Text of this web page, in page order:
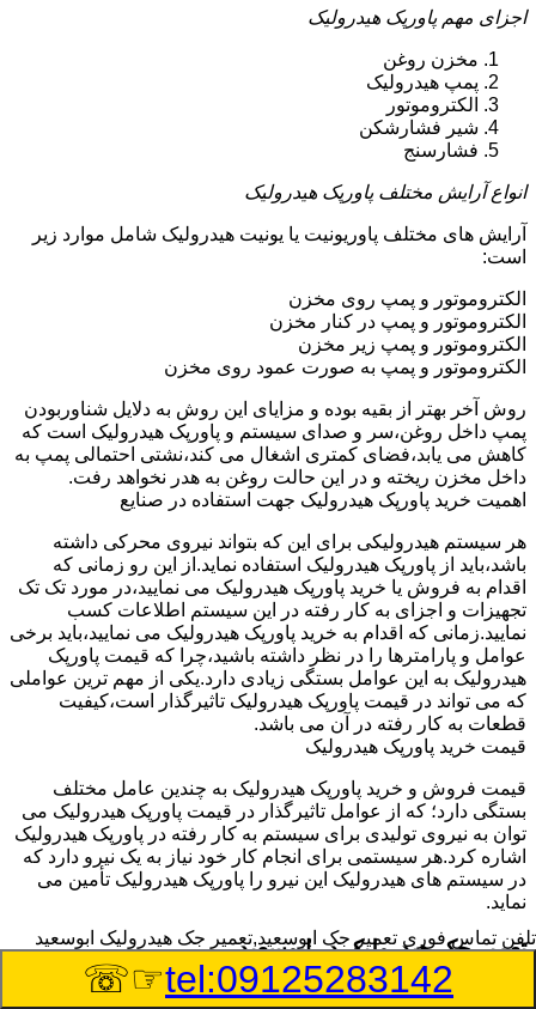
اجزای مهم پاورپک هیدرولیک
مخزن روغن
پمپ هیدرولیک
الکتروموتور
شیر فشارشکن
فشارسنج
انواع آرایش مختلف پاورپک هیدرولیک
آرایش های مختلف پاوریونیت یا یونیت هیدرولیک شامل موارد زیر
است:
الکتروموتور و پمپ روی مخزن
الکتروموتور و پمپ در کنار مخزن
الکتروموتور و پمپ زیر مخزن
الکتروموتور و پمپ به صورت عمود روی مخزن
روش آخر بهتر از بقیه بوده و مزایای این روش به دلایل شناوربودن
پمپ داخل روغن،سر و صدای سیستم و پاورپک هیدرولیک است که
کاهش می یابد،فضای کمتری اشغال می کند،نشتی احتمالی پمپ به
داخل مخزن ریخته و در این حالت روغن به هدر نخواهد رفت.
اهمیت خرید پاورپک هیدرولیک جهت استفاده در صنایع
هر سیستم هیدرولیکی برای این که بتواند نیروی محرکی داشته
باشد،باید از پاورپک هیدرولیک استفاده نماید.از این رو زمانی که
اقدام به فروش یا خرید پاورپک هیدرولیک می نمایید،در مورد تک تک
تجهیزات و اجزای به کار رفته در این سیستم اطلاعات کسب
نمایید.زمانی که اقدام به خرید پاورپک هیدرولیک می نمایید،باید برخی
عوامل و پارامترها را در نظر داشته باشید،چرا که قیمت پاورپک
هیدرولیک به این عوامل بستگی زیادی دارد.یکی از مهم ترین عواملی
که می تواند در قیمت پاورپک هیدرولیک تاثیرگذار است،کیفیت
قطعات به کار رفته در آن می باشد.
قیمت خرید پاورپک هیدرولیک
قیمت فروش و خرید پاورپک هیدرولیک به چندین عامل مختلف
بستگی دارد؛ که از عوامل تاثیرگذار در قیمت پاورپک هیدرولیک می
توان به نیروی تولیدی برای سیستم به کار رفته در پاورپک هیدرولیک
اشاره کرد.هر سیستمی برای انجام کار خود نیاز به یک نیرو دارد که
در سیستم های هیدرولیک این نیرو را پاورپک هیدرولیک تأمین می
نماید.
تعمیر جک هیدرولیک در ابوسعید
وسیله‎ای که با عملکرد خود موجب بلند شدن اهرم و یا وزن سنگین
تلفن تماس فوری تعمیر جک ابوسعید,تعمیر جک هیدرولیک ابوسعید
tel:09125283142
☞☏